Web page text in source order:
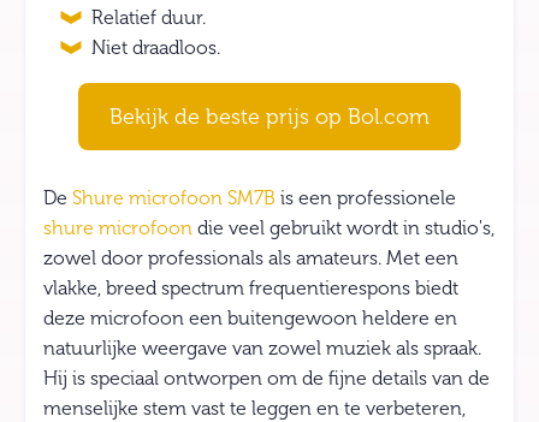
Relatief duur.
Niet draadloos.
Bekijk de beste prijs op Bol.com
De Shure microfoon SM7B is een professionele
shure microfoon die veel gebruikt wordt in studio's,
zowel door professionals als amateurs. Met een
vlakke, breed spectrum frequentierespons biedt
deze microfoon een buitengewoon heldere en
natuurlijke weergave van zowel muziek als spraak.
Hij is speciaal ontworpen om de fijne details van de
menselijke stem vast te leggen en te verbeteren,